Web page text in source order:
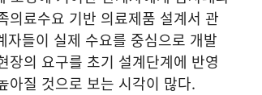
의료수요 기반 의료제품 설계서 관
들이 실제 수요를 중심으로 개발
장의 요구를 초기 설계단계에 반영
아질 것으로 보는 시각이 많다.